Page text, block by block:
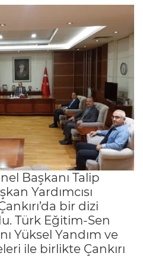
Başkanı Talip
Yardımcısı
bir dizi
Türk Eğitim-Sen
Yüksel Yandım ve
ile birlikte Çankırı